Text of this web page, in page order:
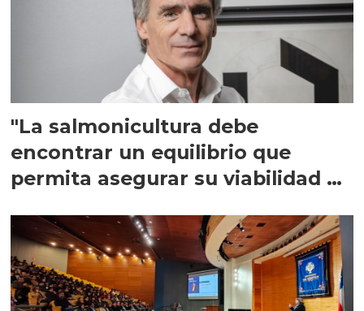
"La salmonicultura debe
encontrar un equilibrio que
permita asegurar su viabilidad de